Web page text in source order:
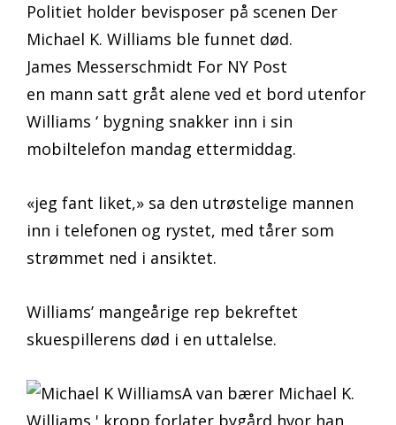
Politiet holder bevisposer på scenen Der
Michael K. Williams ble funnet død.
James Messerschmidt For NY Post
en mann satt gråt alene ved et bord utenfor
Williams ‘ bygning snakker inn i sin
mobiltelefon mandag ettermiddag.
«jeg fant liket,» sa den utrøstelige mannen
inn i telefonen og rystet, med tårer som
strømmet ned i ansiktet.
Williams’ mangeårige rep bekreftet
skuespillerens død i en uttalelse.